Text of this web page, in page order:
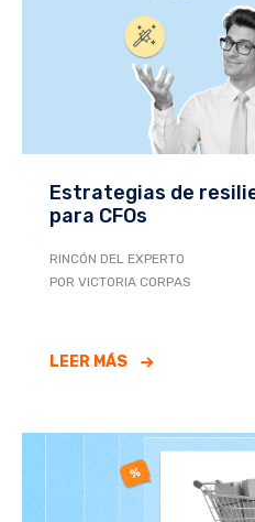
Estrategias de
para CFOs
RINCÓN DEL EXPERTO
POR VICTORIA CORPAS
LEER MÁS